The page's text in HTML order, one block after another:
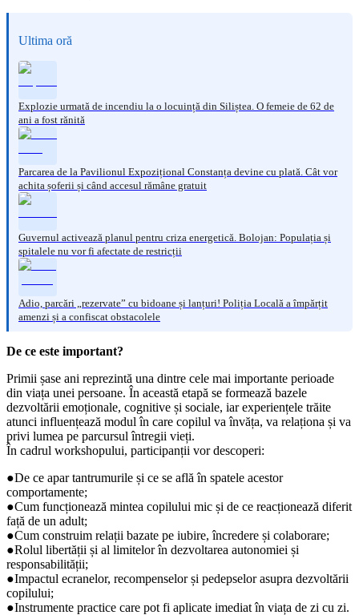
Ultima oră
Explozie urmată de incendiu la o locuință din Siliștea. O femeie de 62 de
ani a fost rănită
Parcarea de la Pavilionul Expozițional Constanța devine cu plată. Cât vor
achita șoferii și când accesul rămâne gratuit
Guvernul activează planul pentru criza energetică. Bolojan: Populația și
spitalele nu vor fi afectate de restricții
Adio, parcări „rezervate” cu bidoane și lanțuri! Poliția Locală a împărțit
amenzi și a confiscat obstacolele
De ce este important?
Primii șase ani reprezintă una dintre cele mai importante perioade
din viața unei persoane. În această etapă se formează bazele
dezvoltării emoționale, cognitive și sociale, iar experiențele trăite
atunci influențează modul în care copilul va învăța, va relaționa și va
privi lumea pe parcursul întregii vieți.
În cadrul workshopului, participanții vor descoperi:
●De ce apar tantrumurile și ce se află în spatele acestor
comportamente;
●Cum funcționează mintea copilului mic și de ce reacționează diferit
față de un adult;
●Cum construim relații bazate pe iubire, încredere și colaborare;
●Rolul libertății și al limitelor în dezvoltarea autonomiei și
responsabilității;
●Impactul ecranelor, recompenselor și pedepselor asupra dezvoltării
copilului;
●Instrumente practice care pot fi aplicate imediat în viața de zi cu zi.